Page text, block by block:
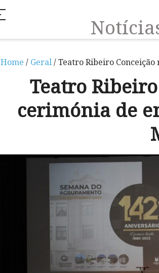
Home / Geral/ Teatro Ribeiro
Teatro
cerimónia de